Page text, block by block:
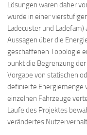
Lösungen waren daher
wurde in einer
Ladecuster und
Aussagen über die
geschaffenen Topologie
punkt die Begrenzung
Vorgabe von statischen
definierte Energiemenge
einzelnen Fahr­zeuge
Laufe des Projektes
verändertes